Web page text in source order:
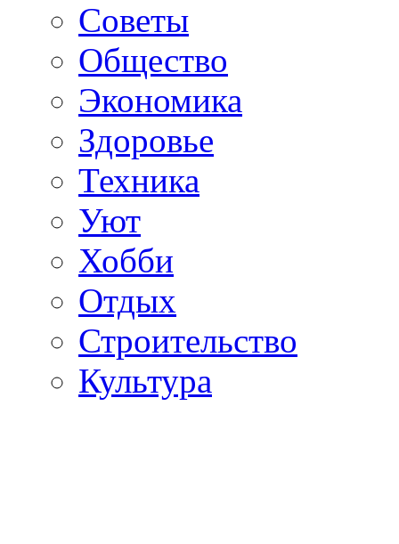
Советы
Общество
Экономика
Здоровье
Техника
Уют
Хобби
Отдых
Строительство
Культура